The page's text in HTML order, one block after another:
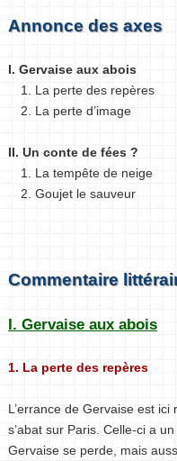
Annonce des axes
I. Gervaise aux abois
1. La perte des repères
2. La perte d’image
II. Un conte de fées ?
1. La tempête de neige
2. Goujet le sauveur
Commentaire
I. Gervaise aux abois
1. La perte des repères
L’errance de Gervaise est
s’abat sur Paris. Celle-ci a
Gervaise se perde, mais